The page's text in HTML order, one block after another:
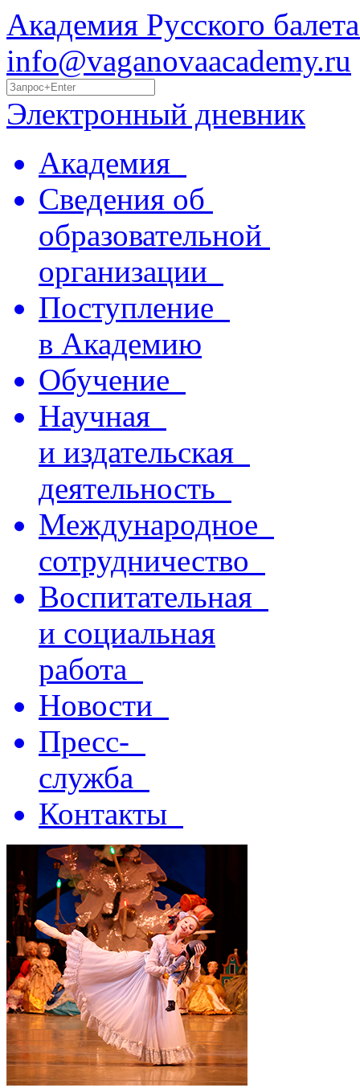
Академия Русского
info@vaganovaacademy.ru
Электронный дневник
Академия
Сведения об
образовательной
организации
Поступление
в Академию
Обучение
Научная
и издательская
деятельность
Международное
сотрудничество
Воспитательная
и социальная
работа
Новости
Пресс-
служба
Контакты